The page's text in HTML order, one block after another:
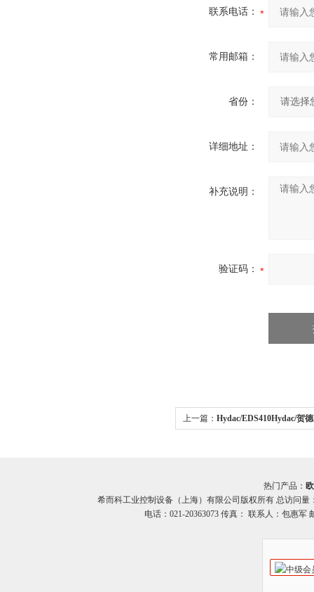
联系电话：
常用邮箱：
省份：
详细地址：
补充说明：
验证码：
上一篇： Hydac/EDS410Hydac/贺
热门产品：
希而科工业控制设备（上海）有限公司版权所有 总访问量
电话：021-20363073 传真： 联系人：包惠军